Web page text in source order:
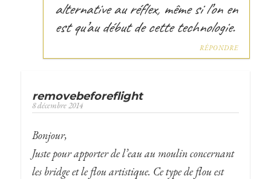
alternative au réflex, même si l’on en
est qu’au début de cette technologie.
RÉPONDRE
removebeforeflight
8 décembre 2014
Bonjour,
Juste pour apporter de l’eau au moulin concernant
les bridge et le flou artistique. Ce type de flou est